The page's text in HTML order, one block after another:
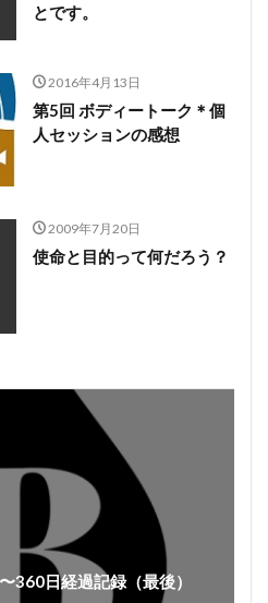
とです。
2016年4月13日
第5回 ボディートーク＊個
人セッションの感想
2009年7月20日
使命と目的って何だろう？
360日経過記録（最後）